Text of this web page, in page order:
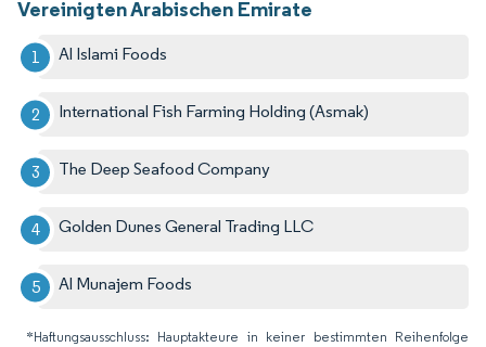
Vereinigten Arabischen Emirate
Al Islami Foods
International Fish Farming Holding (Asmak)
The Deep Seafood Company
Golden Dunes General Trading LLC
Al Munajem Foods
*Haftungsausschluss: Hauptakteure in keiner bestimmten Reihenfolge